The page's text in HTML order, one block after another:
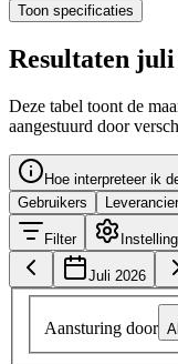
Toon specificaties
Resultaten juli
Deze tabel toont de
aangestuurd door
Hoe interpreteer ik
Gebruikers
Filter
Juli 2026
Aansturing door